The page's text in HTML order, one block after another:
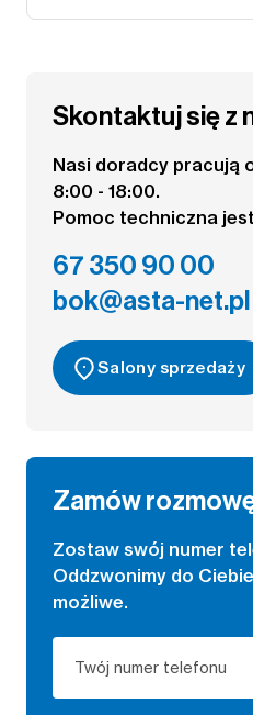
Skontaktuj się z
Nasi doradcy pracują
8:00 - 18:00.
Pomoc techniczna
67 350 90 00
bok@asta-net.pl
Salony sprzedaży
Zamów
Zostaw swój numer
Oddzwonimy do
możliwe.
Twój numer telefonu